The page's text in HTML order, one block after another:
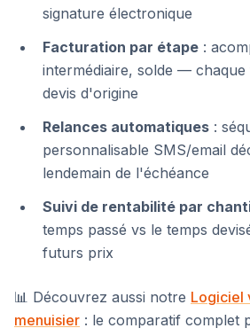
signature électronique
Facturation par étape :
intermédiaire, solde — chaque
devis d'origine
Relances automatiques :
personnalisable SMS/email
lendemain de l'échéance
Suivi de rentabilité par
temps passé vs le temps
futurs prix
📊 Découvrez aussi notre Logiciel
menuisier : le comparatif complet